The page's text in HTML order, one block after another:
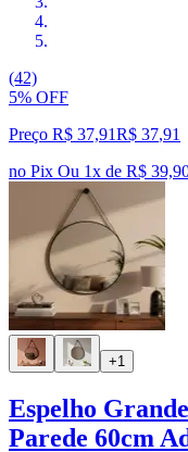
(42)
5% OFF
Preço R$ 37,91R$ 37,91
no Pix Ou 1x de R$
+1
Espelho
Parede 60cm